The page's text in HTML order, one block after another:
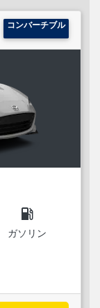
コンバーチブル
local_gas_station
ガソリン